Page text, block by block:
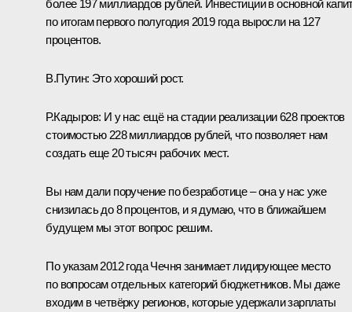
более 197 миллиардов рублей. Инвестиции в основной
по итогам первого полугодия 2019 года выросли на 127
процентов.
В.Путин: Это хороший рост.
Р.Кадыров: И у нас ещё на стадии реализации 628 проектов
стоимостью 228 миллиардов рублей, что позволяет нам
создать еще 20 тысяч рабочих мест.
Вы нам дали поручение по безработице – она у нас уже
снизилась до 8 процентов, и я думаю, что в ближайшем
будущем мы этот вопрос решим.
По указам 2012 года Чечня занимает лидирующее место
по вопросам отдельных категорий бюджетников. Мы даже
входим в четвёрку регионов, которые удержали зарплаты